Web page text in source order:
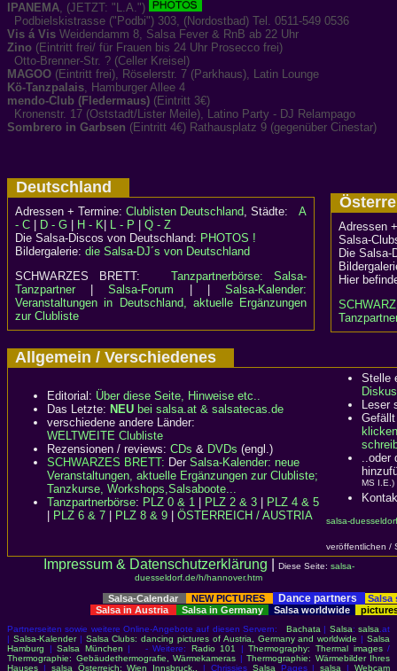
IPANEMA, (JETZT: "L.A.")
Podbielskistrasse ("Podbi") 303, (Nordostbad) Tel. 0511-549 0536
Vis á Vis Weidendamm 8, Salsa Fever & RnB ab 22 Uhr
Zino (Eintritt frei/ für Frauen bis 24 Uhr Prosecco frei)
Otto-Brenner-Str. ? (Celler Kreisel)
MAGOO (Eintritt frei), Röselerstr. 7 (Parkhaus), Latin Lounge
Kö-Tanzpalais, Hamburger Allee 4
mendo-Club (Fledermaus) (Eintritt 3€)
Kronenstr. 17 (Oststadt/Lister Meile), Latino Party - DJ Relampago
Sombrero in Garbsen (Eintritt 4€) Rathausplatz 9 (gegenüber Cinestar)
Deutschland
Adressen + Termine: Clublisten Deutschland, Städte: A
- C
D - G H - K L - P
Q - Z
Die Salsa-Discos von Deutschland: PHOTOS !
Bildergalerie: die Salsa-DJ´s von Deutschland
SCHWARZES BRETT:Tanzpartnerbörse: Salsa-
Tanzpartner|Salsa-Forum | |Salsa-Kalender:
Veranstaltungen in Deutschland, aktuelle Ergänzungen
zur Clubliste
Adressen
Salsa-
Die
Hier
Allgemein / Verschiedenes
Editorial: Über diese Seite, Hinweise etc..
Das Letzte: NEU bei salsa.at & salsatecas.de
verschiedene andere Länder:
WELTWEITE Clubliste
Rezensionen / reviews: CDs & DVDs (engl.)
SCHWARZES BRETT: Der Salsa-Kalender: neue
Veranstaltungen, aktuelle Ergänzungen zur Clubliste;
Tanzkurse, Workshops,Salsaboote...
Tanzpartnerbörse: PLZ 0 & 1 PLZ 2 & 3
PLZ 4 & 5
PLZ 6 & 7 PLZ 8 & 9 ÖSTERREICH / AUSTRIA
Stelle
Leser
klicken
..oder
MS I.E.)
salsa-
veröffentlichen /
Impressum & Datenschutzerklärung Diese Seite: salsa-
duesseldorf.de/h/hannover.htm
Salsa-Calendar NEW PICTURES Dance partners
Salsa
Salsa in Austria
Salsa in Germany Salsa worldwide
Partnerseiten sowie weitere Online-Angebote auf diesen Servern: Bachata | Salsa:salsa .at
| Salsa-Kalender| Salsa Clubs: dancing pictures of Austria, Germany and worldwide |Salsa
Hamburg |Salsa München | - Weitere: Radio 101 |Thermography: Thermal images/
Thermographie: Gebäudethermografie, Wärmekameras | Thermographie: Wärmebilder Ihres
Hauses | salsa Österreich: Wien Innsbruck.. | Chrissies Salsa Pages |salsa |Webcam